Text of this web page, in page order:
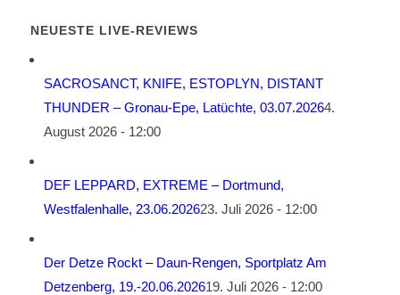
NEUESTE LIVE-REVIEWS
SACROSANCT, KNIFE, ESTOPLYN, DISTANT
THUNDER – Gronau-Epe, Latüchte, 03.07.20264.
August 2026 - 12:00
DEF LEPPARD, EXTREME – Dortmund,
Westfalenhalle, 23.06.202623. Juli 2026 - 12:00
Der Detze Rockt – Daun-Rengen, Sportplatz Am
Detzenberg, 19.-20.06.202619. Juli 2026 - 12:00